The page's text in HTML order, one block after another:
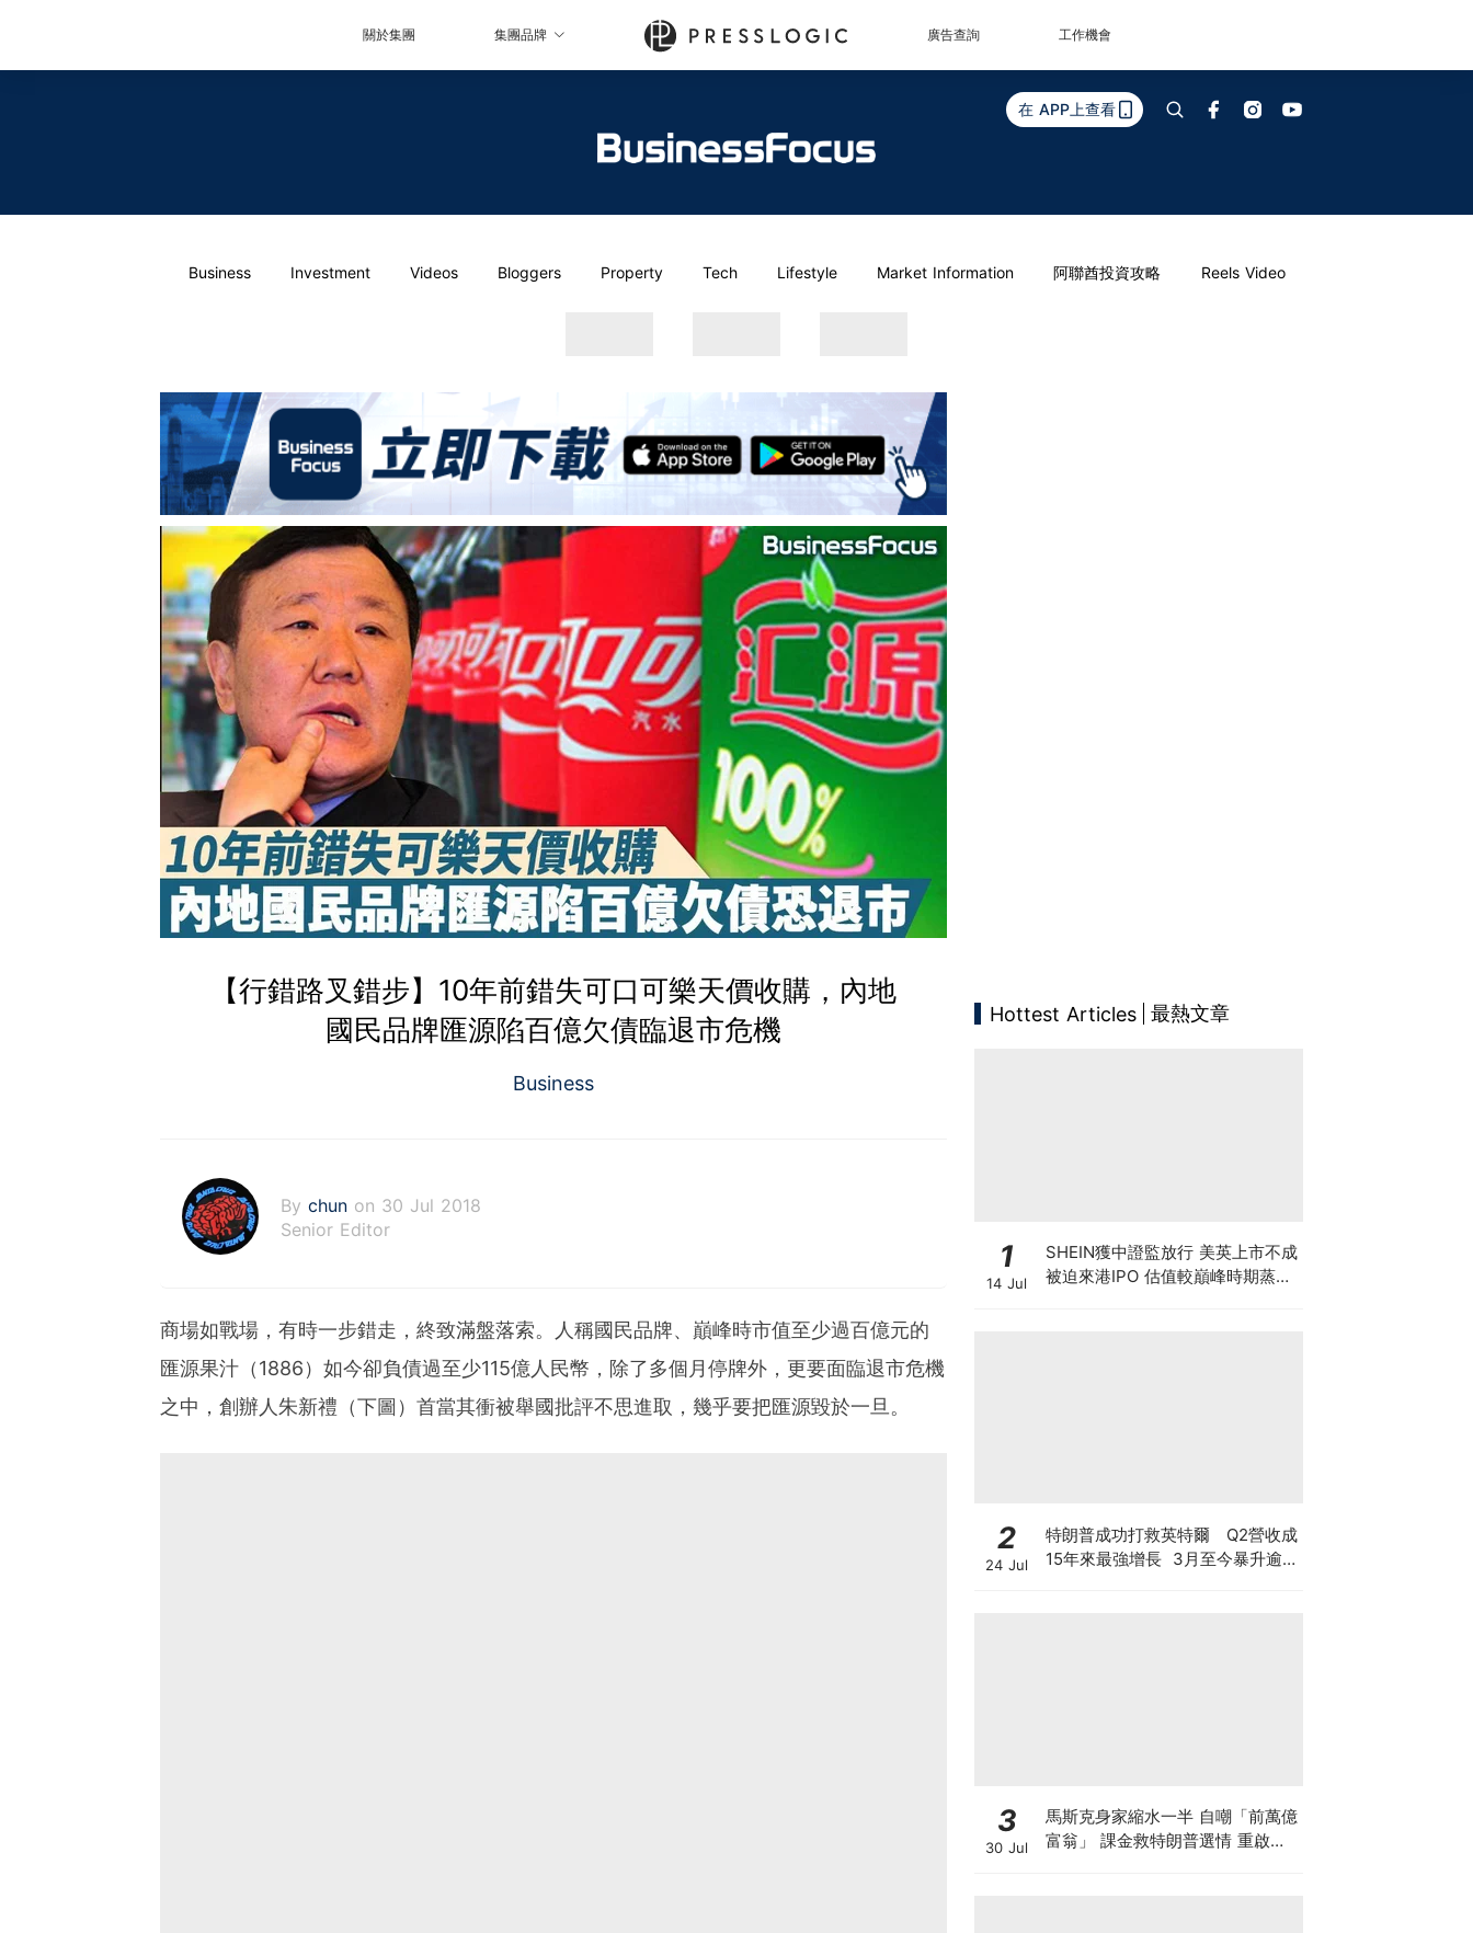
關於集團 集團品牌 廣告查詢 工作機會
在 APP上查看
Business Investment Videos Bloggers Property Tech Lifestyle Market Information 阿聯酋投資攻略 Reels Video
【行錯路叉錯步】10年前錯失可口可樂天價收購，內地
國民品牌匯源陷百億欠債臨退市危機
Business
By chun on 30 Jul 2018
Senior Editor
商場如戰場，有時一步錯走，終致滿盤落索。人稱國民品牌、巔峰時市值至少過百億元的
匯源果汁（1886）如今卻負債過至少115億人民幣，除了多個月停牌外，更要面臨退市危機
之中，創辦人朱新禮（下圖）首當其衝被舉國批評不思進取，幾乎要把匯源毀於一旦。
Hottest Articles 最熱文章
1
14 Jul
SHEIN獲中證監放行 美英上市不成
被迫來港IPO 估值較巔峰時期蒸發
2
24 Jul
特朗普成功打救英特爾 Q2營收成
15年來最強增長 3月至今暴升逾2
3
30 Jul
馬斯克身家縮水一半 自嘲「前萬億
富翁」 課金救特朗普選情 重啟超